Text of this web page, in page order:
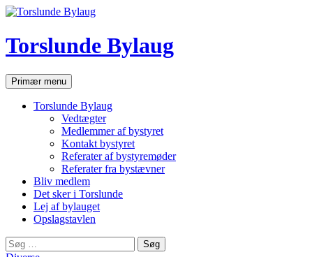
Hop
indhold
Torslunde Bylaug
SøgPrimær menu
Torslunde Bylaug
Vedtægter
Medlemmer af bystyret
Kontakt bystyret
Referater af bystyremøder
Referater fra bystævner
Bliv medlem
Det sker i Torslunde
Lej af bylauget
Opslagstavlen
Søg
efter: